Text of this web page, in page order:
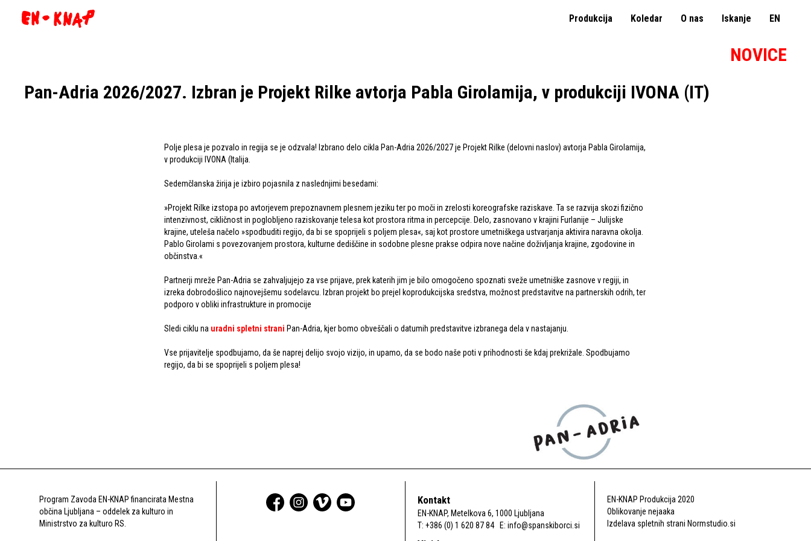
EN
Produkcija Koledar O nas Iskanje
NOVICE
Pan-Adria 2026/2027. Izbran je Projekt Rilke avtorja Pabla Girolamija, v produkciji IVONA (IT)
Polje plesa je pozvalo in regija se je odzvala! Izbrano delo cikla Pan-Adria 2026/2027 je Projekt Rilke (delovni naslov) avtorja Pabla Girolamija,
v produkciji IVONA (Italija.
Sedemčlanska žirija je izbiro pojasnila z naslednjimi besedami:
»Projekt Rilke izstopa po avtorjevem prepoznavnem plesnem jeziku ter po moči in zrelosti koreografske raziskave. Ta se razvija skozi fizično
intenzivnost, cikličnost in poglobljeno raziskovanje telesa kot prostora ritma in percepcije. Delo, zasnovano v krajini Furlanije – Julijske
krajine, uteleša načelo »spodbuditi regijo, da bi se spoprijeli s poljem plesa«, saj kot prostore umetniškega ustvarjanja aktivira naravna okolja.
Pablo Girolami s povezovanjem prostora, kulturne dediščine in sodobne plesne prakse odpira nove načine doživljanja krajine, zgodovine in
občinstva.«
Partnerji mreže Pan-Adria se zahvaljujejo za vse prijave, prek katerih jim je bilo omogočeno spoznati sveže umetniške zasnove v regiji, in
izreka dobrodošlico najnovejšemu sodelavcu. Izbran projekt bo prejel koprodukcijska sredstva, možnost predstavitve na partnerskih odrih, ter
podporo v obliki infrastrukture in promocije
Sledi ciklu na uradni spletni strani Pan-Adria, kjer bomo obveščali o datumih predstavitve izbranega dela v nastajanju.
Vse prijavitelje spodbujamo, da še naprej delijo svojo vizijo, in upamo, da se bodo naše poti v prihodnosti še kdaj prekrižale. Spodbujamo
regijo, da bi se spoprijeli s poljem plesa!
Program Zavoda EN-KNAP financirata Mestna
občina Ljubljana – oddelek za kulturo in
Ministrstvo za kulturo RS.
Kontakt
EN-KNAP, Metelkova 6, 1000 Ljubljana
T: +386 (0) 1 620 87 84 E: info@spanskiborci.si
EN-KNAP Produkcija 2020
Oblikovanje nejaaka
Izdelava spletnih strani Normstudio.si